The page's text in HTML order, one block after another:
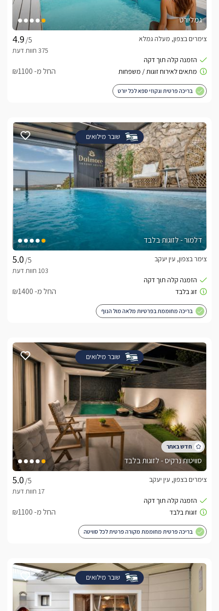
גמליורט
/5
צימרים בצפון, מעלה גמלא
החל מ- ₪1100
בריכה פרטית וגקוזי ספא לכל יורט
שובר מילואים
דלמור - לזוגות בלבד
/5
צימר בצפון, עין יעקב
החל מ- ₪1400
בריכה מחוממת בפרטיות מלאה מול הנוף
שובר מילואים
סוויטות נרקיס - לזוגות בלבד
/5
צימרים בצפון, עין יעקב
החל מ- ₪1100
בריכה פרטית מחוממת מקורה פרטית לכל סוויטה
שובר מילואים